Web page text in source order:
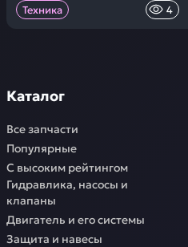
Техника 4
Каталог
Все запчасти
Популярные
С высоким рейтингом
Гидравлика, насосы и
клапаны
Двигатель и его системы
Защита и навесы